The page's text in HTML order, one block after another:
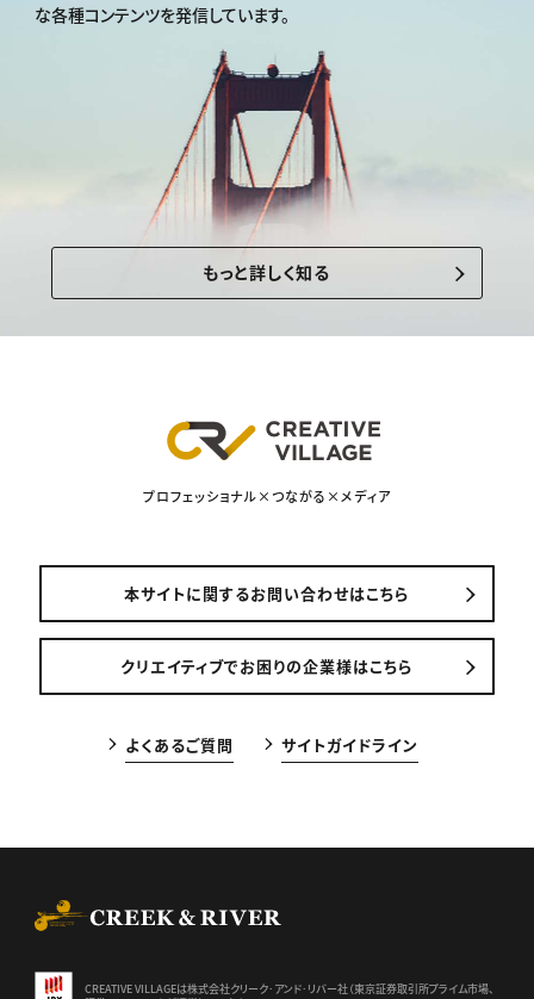
な各種コンテンツを発信しています。
もっと詳しく知る
プロフェッショナル×つながる×メディア
本サイトに関するお問い合わせはこちら
クリエイティブでお困りの企業様はこちら
よくあるご質問 サイトガイドライン
CREATIVE VILLAGEは株式会社クリーク･アンド･リバー社（東京証券取引所プライム市場、